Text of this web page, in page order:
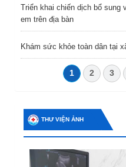
Triển khai chiến dịch bổ sung
em trên địa bàn
Khám sức khỏe toàn dân tại
1 2 3
THƯ VIỆN ẢNH